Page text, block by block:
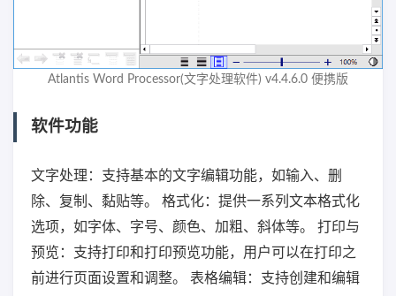
Atlantis Word Processor(文字处理软件) v4.4.6.0 便携版
软件功能
文字处理：支持基本的文字编辑功能，如输入、删
除、复制、黏贴等。 格式化：提供一系列文本格式化
选项，如字体、字号、颜色、加粗、斜体等。 打印与
预览：支持打印和打印预览功能，用户可以在打印之
前进行页面设置和调整。 表格编辑：支持创建和编辑